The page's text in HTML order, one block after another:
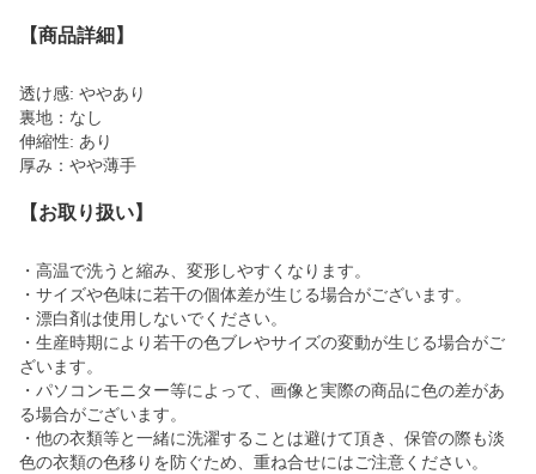
【商品詳細】
透け感: ややあり
裏地：なし
伸縮性: あり
厚み：やや薄手
【お取り扱い】
・高温で洗うと縮み、変形しやすくなります。
・サイズや色味に若干の個体差が生じる場合がございます。
・漂白剤は使用しないでください。
・生産時期により若干の色ブレやサイズの変動が生じる場合がご
ざいます。
・パソコンモニター等によって、画像と実際の商品に色の差があ
る場合がございます。
・他の衣類等と一緒に洗濯することは避けて頂き、保管の際も淡
色の衣類の色移りを防ぐため、重ね合せにはご注意ください。